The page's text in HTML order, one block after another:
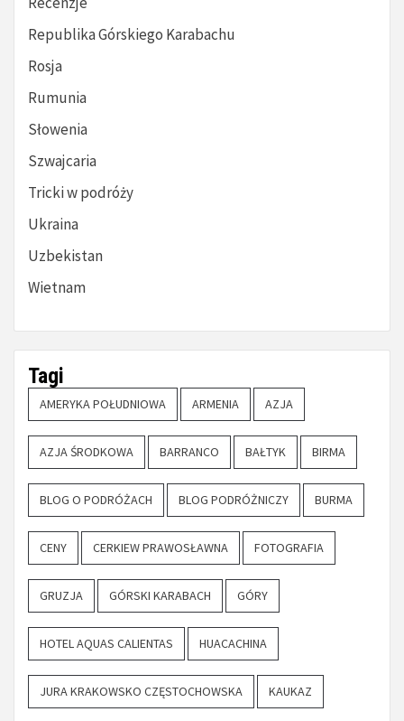
Republika Górskiego Karabachu
Rosja
Rumunia
Słowenia
Szwajcaria
Tricki w podróży
Ukraina
Uzbekistan
Wietnam
Tagi
AMERYKA POŁUDNIOWA ARMENIA AZJA
AZJA ŚRODKOWA BARRANCO BAŁTYK BIRMA
BLOG O PODRÓŻACH BLOG PODRÓŻNICZY BURMA
CENY CERKIEW PRAWOSŁAWNA FOTOGRAFIA
GRUZJA GÓRSKI KARABACH GÓRY
HOTEL AQUAS CALIENTAS HUACACHINA
JURA KRAKOWSKO CZĘSTOCHOWSKA KAUKAZ